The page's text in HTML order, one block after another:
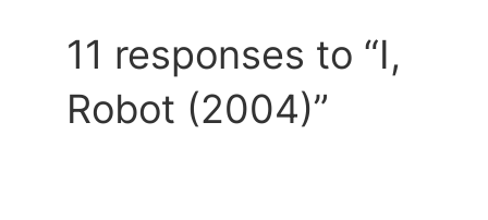
11 responses to “I,
Robot (2004)”